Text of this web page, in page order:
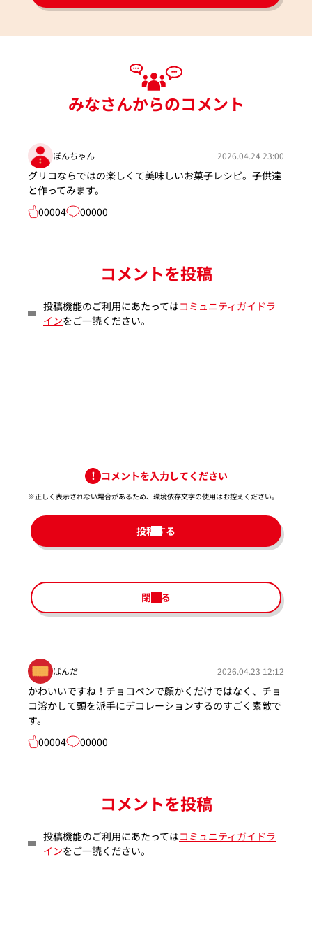
みなさんからのコメント
ぽんちゃん 2026.04.24 23:00
グリコならではの楽しくて美味しいお菓子レシピ。子供達
と作ってみます。
00004
00000
コメントを投稿
投稿機能のご利用にあたってはコミュニティガイドラ
インをご一読ください。
コメントを入力してください
※正しく表示されない場合があるため、環境依存文字の使用はお控えください。​
投稿する
閉じる
ぱんだ 2026.04.23 12:12
かわいいですね！チョコペンで顔かくだけではなく、チョ
コ溶かして頭を派手にデコレーションするのすごく素敵で
す。
00004
00000
コメントを投稿
投稿機能のご利用にあたってはコミュニティガイドラ
インをご一読ください。